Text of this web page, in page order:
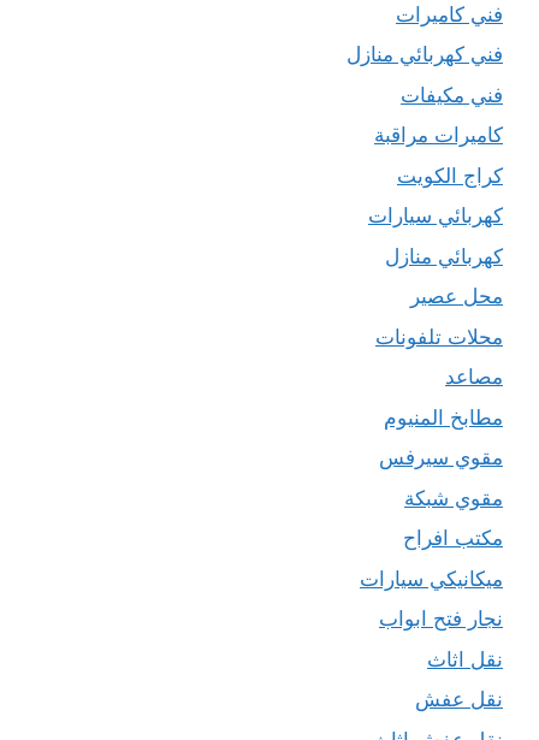
فني كاميرات
فني كهربائي منازل
فني مكيفات
كاميرات مراقبة
كراج الكويت
كهربائي سيارات
كهربائي منازل
محل عصير
محلات تلفونات
مصاعد
مطابخ المنيوم
مقوي سيرفس
مقوي شبكة
مكتب افراح
ميكانيكي سيارات
نجار فتح ابواب
نقل اثاث
نقل عفش